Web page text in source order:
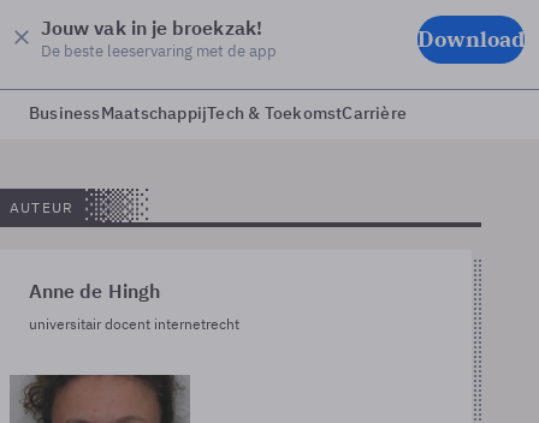
Jouw vak in je broekzak!
De beste leeservaring met de app Download
BusinessMaatschappijTech & ToekomstCarrière
AUTEUR
Anne de Hingh
universitair docent internetrecht